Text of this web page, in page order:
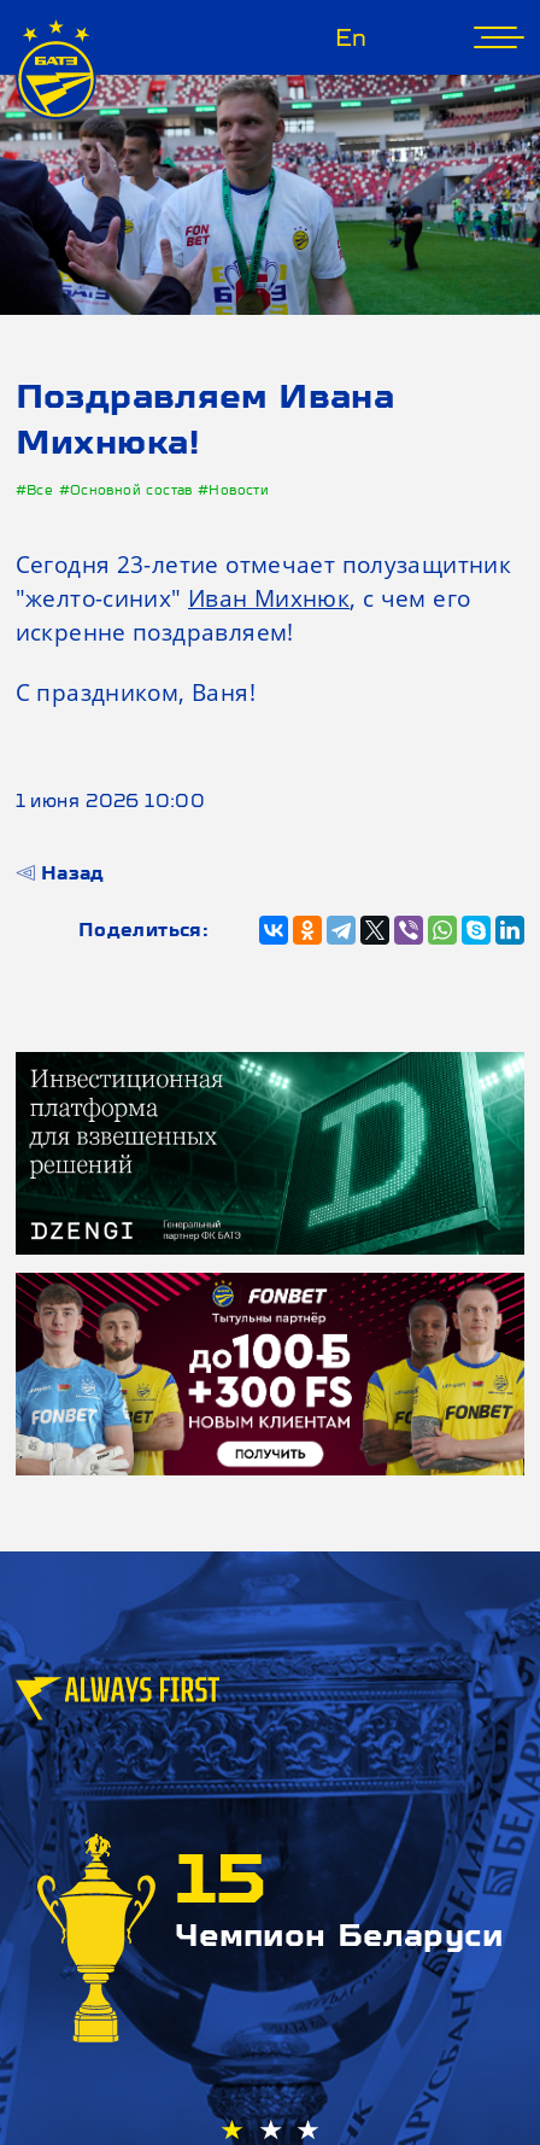
En
Поздравляем Ивана
Михнюка!
#Все #Основной состав#Новости
Сегодня 23-летие отмечает полузащитник
"желто-синих" Иван Михнюк, с чем его
искренне поздравляем!
С праздником, Ваня!
1 июня 2026 10:00
Назад
Поделиться:
15
Чемпион Беларуси